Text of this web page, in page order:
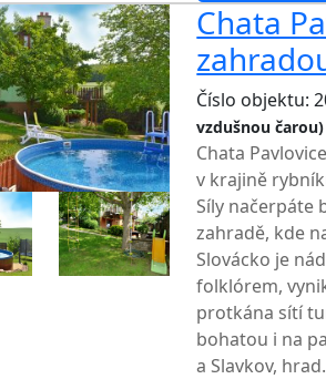
Chata
Číslo objektu:
vzdušnou čarou)
Chata
v krajině
Síly načerpáte
zahradě, kde
Slovácko je
folklórem,
protkána sítí
bohatou i na
a Slavkov,